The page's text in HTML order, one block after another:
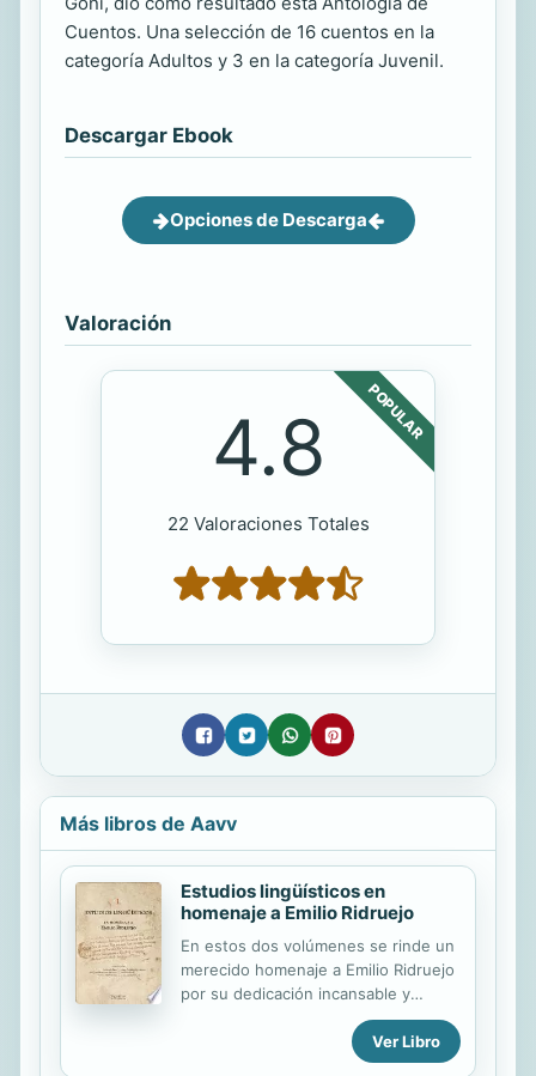
Cuentos. Una selección de 16 cuentos en la
categoría Adultos y 3 en la categoría Juvenil.
Descargar Ebook
Opciones de Descarga
Valoración
POPULAR
4.8
22 Valoraciones Totales
Más libros de Aavv
Estudios lingüísticos en
homenaje a Emilio Ridruejo
En estos dos volúmenes se rinde un
merecido homenaje a Emilio Ridruejo
por su dedicación incansable y
rigurosa a la ciencia lingüística, así
como por su generoso magisterio. A
la semblanza y currículum del
Ver Libro